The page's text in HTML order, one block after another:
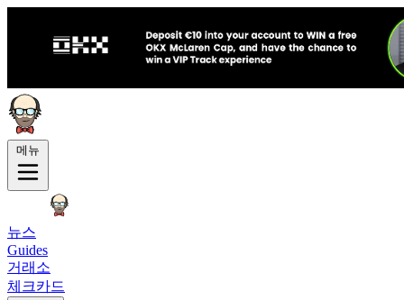
메뉴
뉴스
Guides
거래소
체크카드